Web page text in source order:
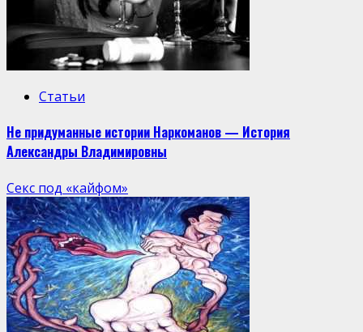
Статьи
Не придуманные истории Наркоманов — История
Александры Владимировны
Секс под «кайфом»